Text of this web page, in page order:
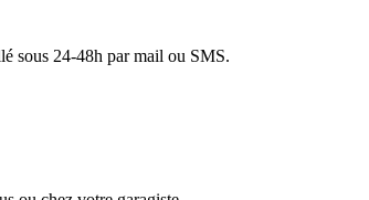
sous 24-48h par mail ou SMS.